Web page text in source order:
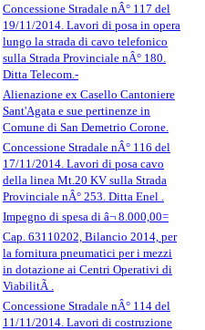
Concessione Stradale nÂ° 117 del
19/11/2014. Lavori di posa in opera
lungo la strada di cavo telefonico
sulla Strada Provinciale nÂ° 180.
Ditta Telecom.-
Alienazione ex Casello Cantoniere
Sant'Agata e sue pertinenze in
Comune di San Demetrio Corone.
Concessione Stradale nÂ° 116 del
17/11/2014. Lavori di posa cavo
della linea Mt.20 KV sulla Strada
Provinciale nÂ° 253. Ditta Enel .
Impegno di spesa di â¬ 8.000,00=
Cap. 63110202, Bilancio 2014, per
la fornitura pneumatici per i mezzi
in dotazione ai Centri Operativi di
ViabilitÃ .
Concessione Stradale nÂ° 114 del
11/11/2014. Lavori di costruzione